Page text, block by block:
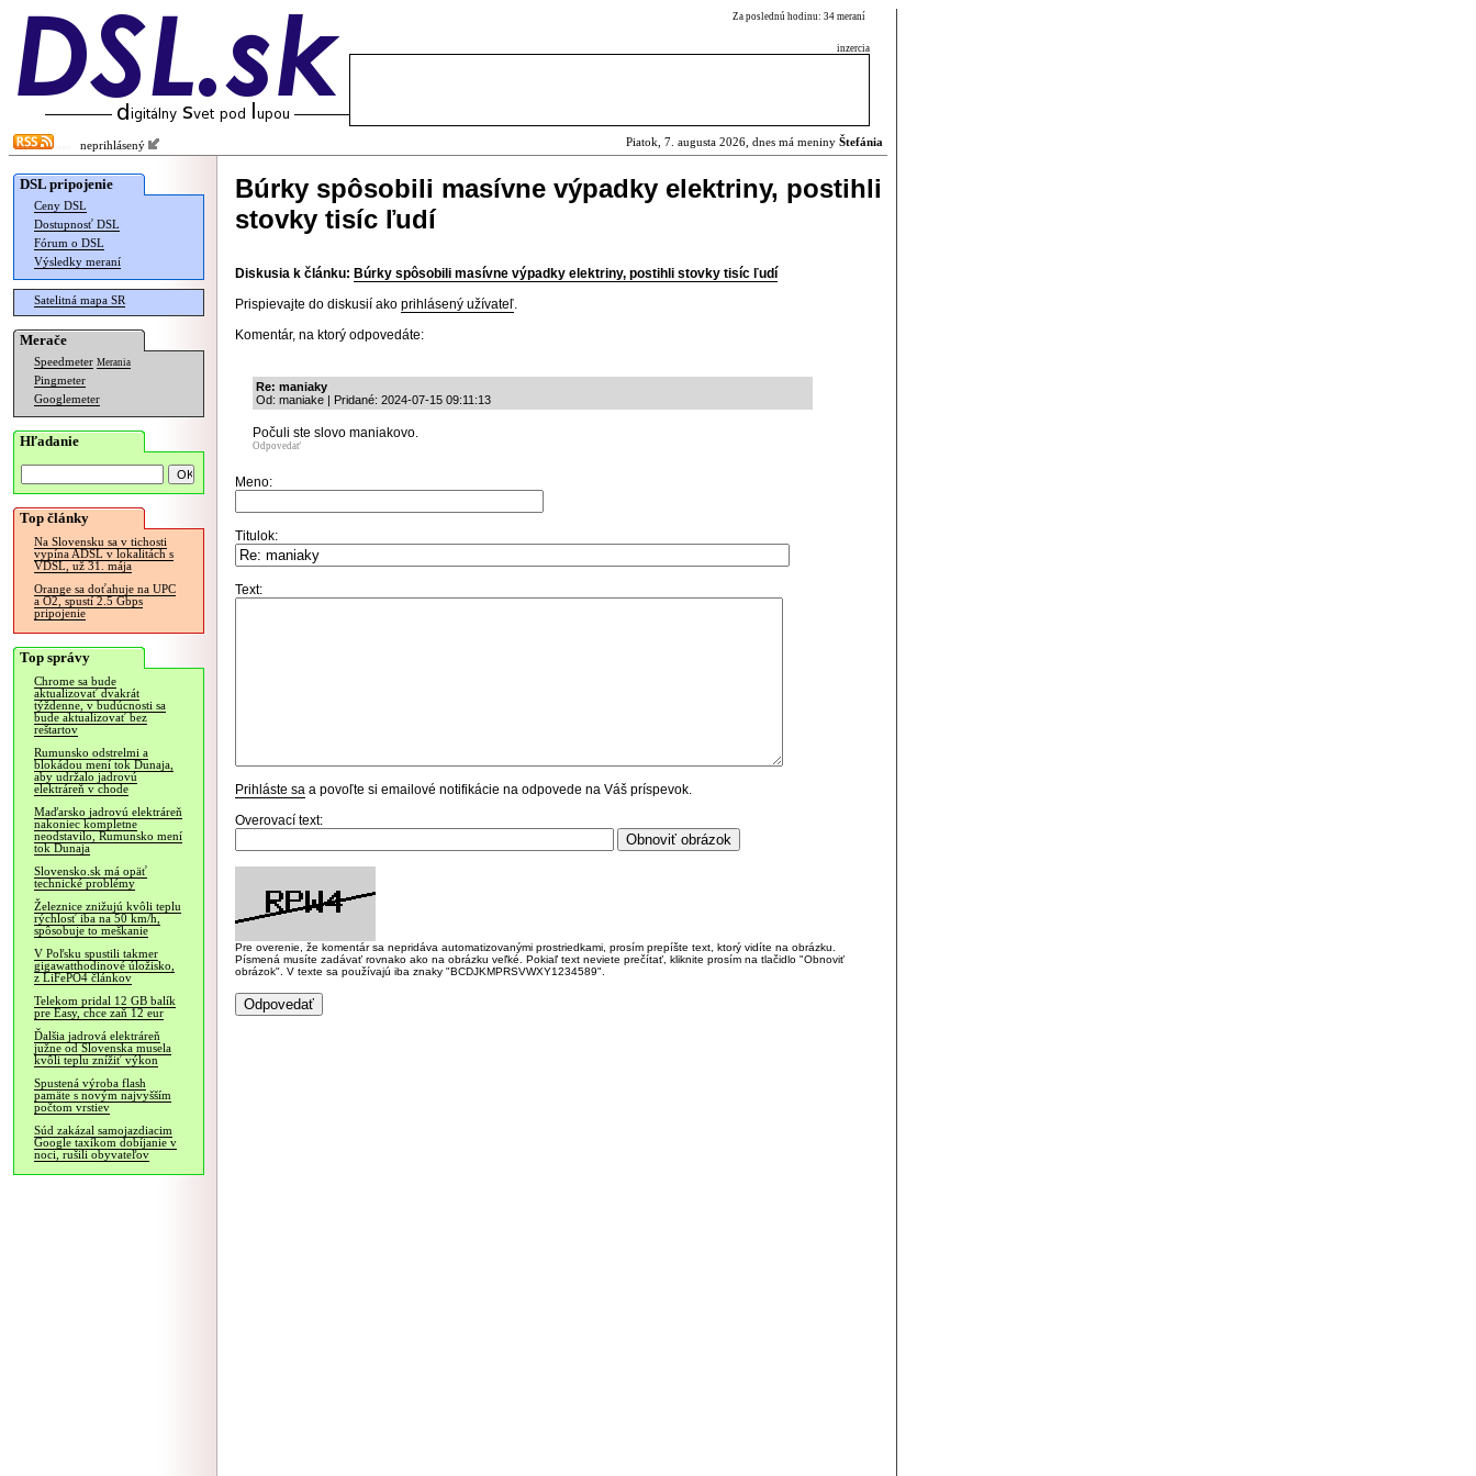
Za poslednú hodinu: 34 meraní
inzercia
neprihlásený Piatok, 7. augusta 2026, dnes má meniny Štefánia
DSL pripojenie
Ceny DSL
Dostupnosť DSL
Fórum o DSL
Výsledky meraní
Satelitná mapa SR
Merače
Speedmeter Merania
Pingmeter
Googlemeter
Hľadanie
Top články
Na Slovensku sa v tichosti
vypína ADSL v lokalitách s
VDSL, už 31. mája
Orange sa doťahuje na UPC
a O2, spustí 2.5 Gbps
pripojenie
Top správy
Chrome sa bude
aktualizovať dvakrát
týždenne, v budúcnosti sa
bude aktualizovať bez
reštartov
Rumunsko odstrelmi a
blokádou mení tok Dunaja,
aby udržalo jadrovú
elektráreň v chode
Maďarsko jadrovú elektráreň
nakoniec kompletne
neodstavilo, Rumunsko mení
tok Dunaja
Slovensko.sk má opäť
technické problémy
Železnice znižujú kvôli teplu
rýchlosť iba na 50 km/h,
spôsobuje to meškanie
V Poľsku spustili takmer
gigawatthodinové úložisko,
z LiFePO4 článkov
Telekom pridal 12 GB balík
pre Easy, chce zaň 12 eur
Ďalšia jadrová elektráreň
južne od Slovenska musela
kvôli teplu znížiť výkon
Spustená výroba flash
pamäte s novým najvyšším
počtom vrstiev
Súd zakázal samojazdiacim
Google taxíkom dobíjanie v
noci, rušili obyvateľov
Búrky spôsobili masívne výpadky elektriny, postihli
stovky tisíc ľudí
Diskusia k článku: Búrky spôsobili masívne výpadky elektriny, postihli stovky tisíc ľudí
Prispievajte do diskusií ako prihlásený užívateľ.
Komentár, na ktorý odpovedáte:
Re: maniaky
Od: maniake | Pridané: 2024-07-15 09:11:13
Počuli ste slovo maniakovo.
Odpovedať
Meno:
Titulok:
Text:
Prihláste sa a povoľte si emailové notifikácie na odpovede na Váš príspevok.
Overovací text:
Pre overenie, že komentár sa nepridáva automatizovanými prostriedkami, prosím prepíšte text, ktorý vidíte na obrázku.
Písmená musíte zadávať rovnako ako na obrázku veľké. Pokiaľ text neviete prečítať, kliknite prosím na tlačidlo "Obnoviť
obrázok". V texte sa používajú iba znaky "BCDJKMPRSVWXY1234589".